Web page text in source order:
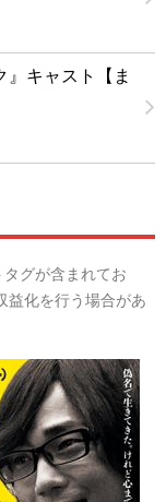
キャスト【ま
グが含まれてお
益化を行う場合があ